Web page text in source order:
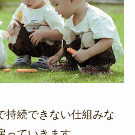
持続できない仕組みな